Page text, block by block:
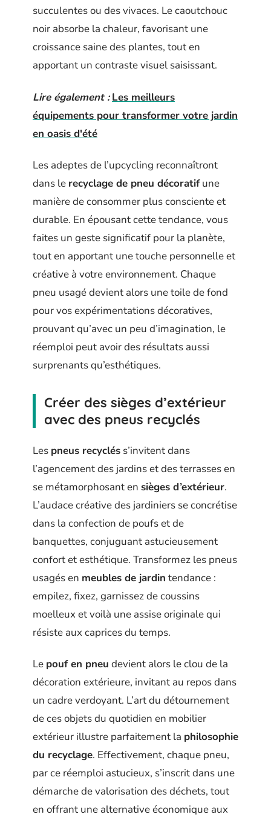
succulentes ou des vivaces. Le caoutchouc
noir absorbe la chaleur, favorisant une
croissance saine des plantes, tout en
apportant un contraste visuel saisissant.
Lire également : Les meilleurs
équipements pour transformer votre jardin
en oasis d'été
Les adeptes de l’upcycling reconnaîtront
dans le recyclage de pneu décoratifune
manière de consommer plus consciente et
durable. En épousant cette tendance, vous
faites un geste significatif pour la planète,
tout en apportant une touche personnelle et
créative à votre environnement. Chaque
pneu usagé devient alors une toile de fond
pour vos expérimentations décoratives,
prouvant qu’avec un peu d’imagination, le
réemploi peut avoir des résultats aussi
surprenants qu’esthétiques.
Créer des sièges d’extérieur
avec des pneus recyclés
Les pneus recyclés s’invitent dans
l’agencement des jardins et des terrasses en
se métamorphosant en sièges d’extérieur.
L’audace créative des jardiniers se concrétise
dans la confection de poufs et de
banquettes, conjuguant astucieusement
confort et esthétique. Transformez les pneus
usagés en meubles de jardin tendance :
empilez, fixez, garnissez de coussins
moelleux et voilà une assise originale qui
résiste aux caprices du temps.
Le pouf en pneu devient alors le clou de la
décoration extérieure, invitant au repos dans
un cadre verdoyant. L’art du détournement
de ces objets du quotidien en mobilier
extérieur illustre parfaitement la philosophie
du recyclage. Effectivement, chaque pneu,
par ce réemploi astucieux, s’inscrit dans une
démarche de valorisation des déchets, tout
en offrant une alternative économique aux